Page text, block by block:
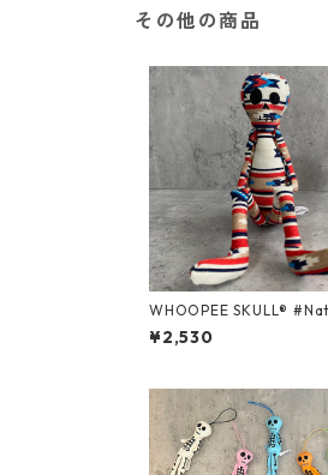
その他の商品
WHOOPEE SKULL® #Native R
ug series /Mサイズ
¥2,530